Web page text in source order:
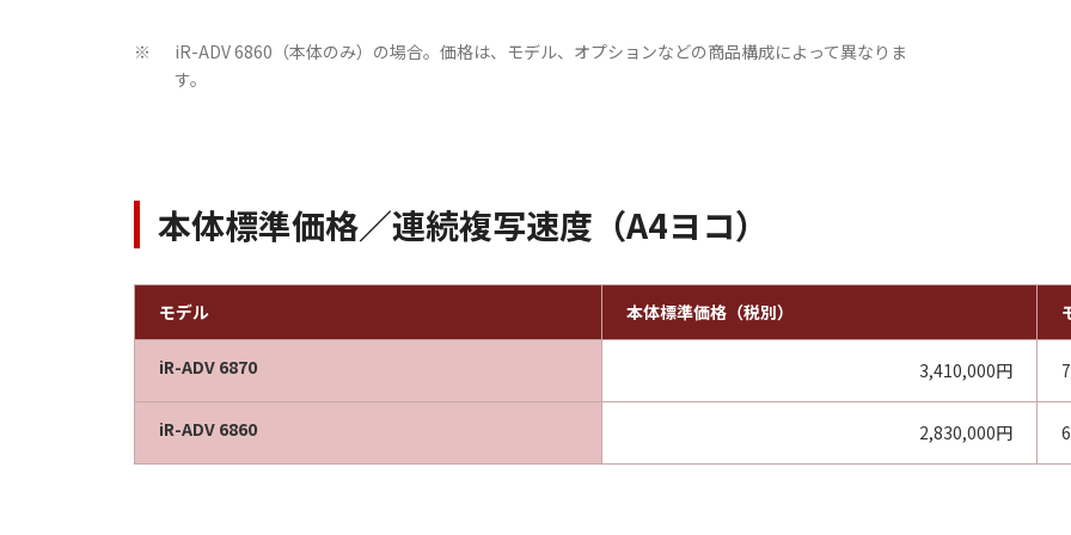
※
iR-ADV 6860（本体のみ）の場合。価格は、モデル、オプションなどの商品構成によって異なりま
す。
本体標準価格／連続複写速度（A4ヨコ）
モデル 本体標準価格（税別）
iR-ADV 6870 3,410,000円
iR-ADV 6860 2,830,000円